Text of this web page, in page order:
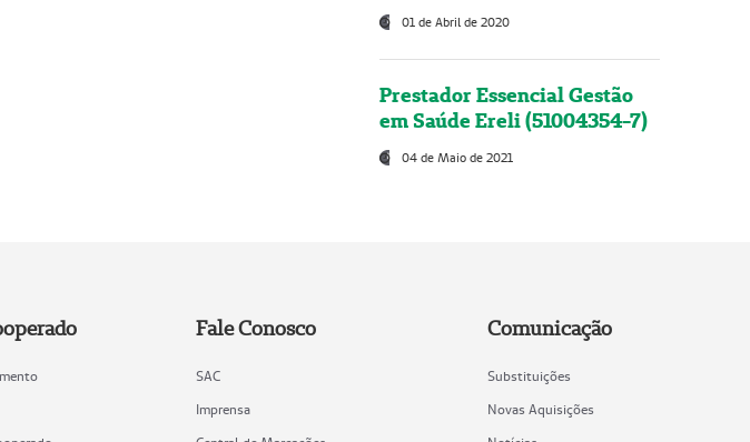
01 de Abril de 2020
Prestador Essencial Gestão
em Saúde Ereli (51004354-7)
04 de Maio de 2021
Fale Conosco
SAC
Imprensa
Comunicação
Substituições
Novas Aquisições